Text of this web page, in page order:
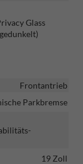
Glass
Frontantrieb
Parkbremse
19 Zoll